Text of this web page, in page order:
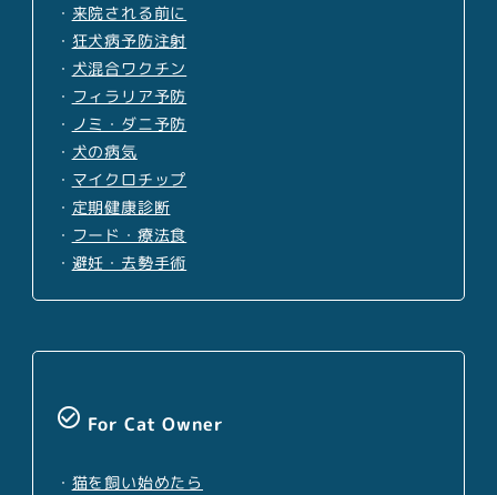
・ 来院される前に
・ 狂犬病予防注射
・ 犬混合ワクチン
・ フィラリア予防
・ ノミ・ダニ予防
・ 犬の病気
・ マイクロチップ
・ 定期健康診断
・ フード・療法食
・ 避妊・去勢手術
check_circle_outline For Cat Owner
・ 猫を飼い始めたら